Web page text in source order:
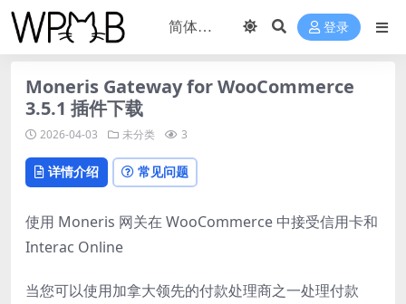
登录
Moneris Gateway for WooCommerce
3.5.1 插件下载
2026-04-03 未分类 3
详情介绍 常见问题
使用 Moneris 网关在 WooCommerce 中接受信用卡和
Interac Online
当您可以使用加拿大领先的付款处理商之一处理付款